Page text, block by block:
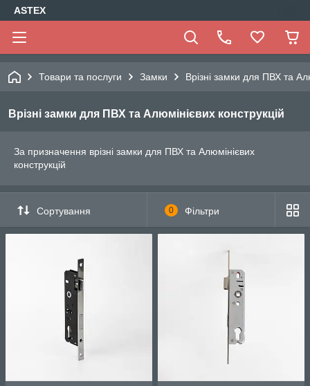
ASTEX
Товари та послуги Замки Врізні замки для ПВХ та
Врізні замки для ПВХ та Алюмінієвих конструкцій
За призначення врізні замки для ПВХ та Алюмінієвих
конструкцій
Сортування 0 Фільтри